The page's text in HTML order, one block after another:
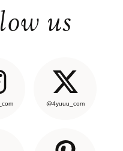
us
@4yuuu_com